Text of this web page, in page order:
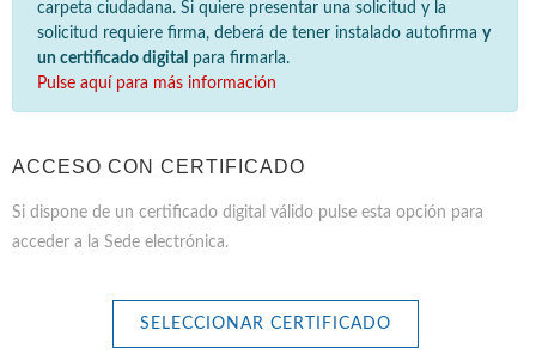
carpeta ciudadana. Si quiere presentar una solicitud y la
solicitud requiere firma, deberá de tener instalado autofirma y
un certificado digital para firmarla.
Pulse aquí para más información
ACCESO CON CERTIFICADO
Si dispone de un certificado digital válido pulse esta opción para
acceder a la Sede electrónica.
SELECCIONAR CERTIFICADO